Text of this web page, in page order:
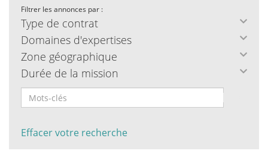
Filtrer les annonces par :
Type de contrat
Domaines d'expertises
Zone géographique
Durée de la mission
Effacer votre recherche